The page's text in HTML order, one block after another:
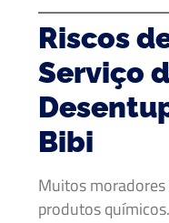
Riscos
Serviço
Bibi
Muitos
produtos